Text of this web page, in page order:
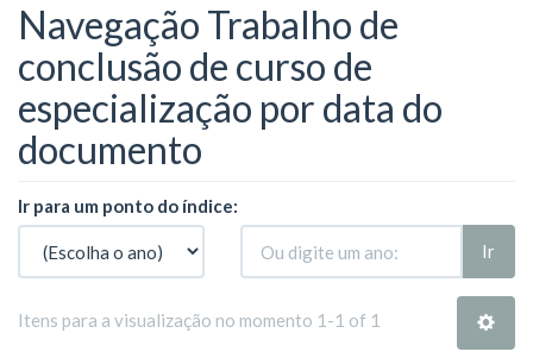
Navegação Trabalho de
conclusão de curso de
especialização por data do
documento
Ir para um ponto do índice:
Ir
Itens para a visualização no momento 1-1 of 1